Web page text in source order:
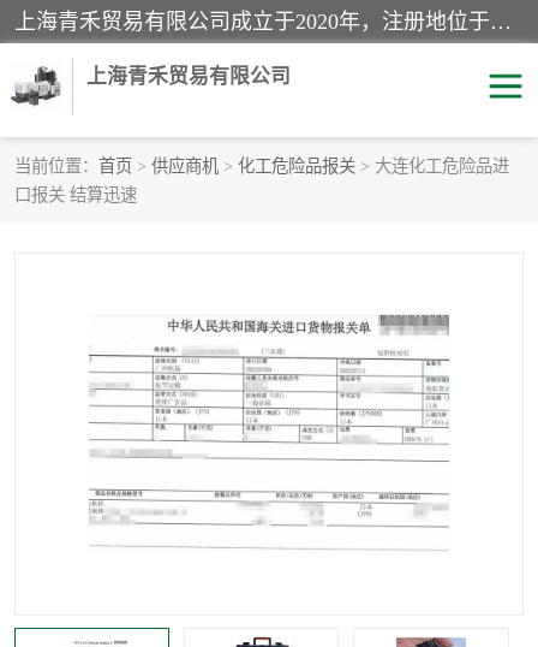
上海青禾贸易有限公司成立于2020年，注册地位于上海市宝山区。经营范围包括：机械设备、五金制品、劳防用品、电子产品、塑胶制品、家具、模具、纺织品、仪器仪表、建筑材料、装饰材料、化工产品、金属制品、机车配件等货物进出口报关、清关服务。
上海青禾贸易有限公司
当前位置： 首页 > 供应商机 > 化工危险品报关 > 大连化工危险品进
口报关 结算迅速
酒类饮料报关
进口杂货清关
家用电器报关 机床进口清关
国际灯具清关